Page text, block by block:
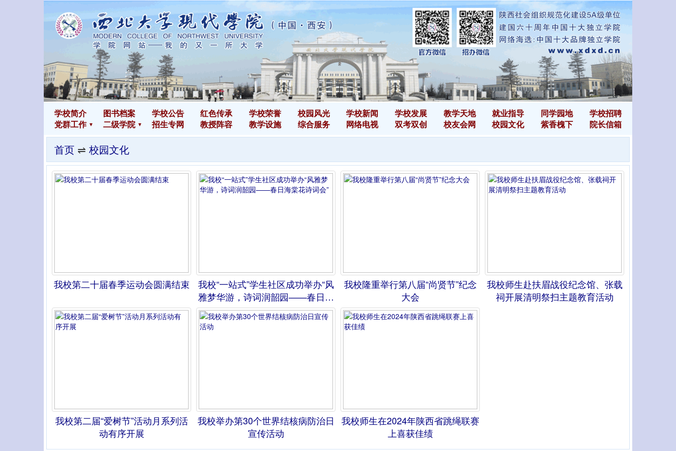
学校简介 图书档案 学校公告 红色传承 学校荣誉 校园风光 学校新闻 学校发展 教学天地 就业指导 同学园地
学校招聘
党群工作
二级学院 招生专网 教授阵容 教学设施 综合服务 网络电视 双考双创 校友会网 校园文化 紫香槐下 院长信箱
首页 ⇌ 校园文化
我校第二十届春季运动会圆满结束
我校“一站式”学生社区成功举办“风
雅梦华游，诗词润韶园——春日海
棠花诗词会”
我校隆重举行第八届“尚贤节”纪念
大会
我校师生赴扶眉战役纪念馆、张载
祠开展清明祭扫主题教育活动
我校第二届“爱树节”活动月系列活
动有序开展
我校举办第30个世界结核病防治日
宣传活动
我校师生在2024年陕西省跳绳联赛
上喜获佳绩